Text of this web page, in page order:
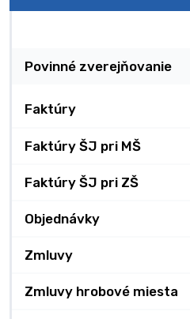
Povinné zverejňovanie
Faktúry
Faktúry ŠJ pri MŠ
Faktúry ŠJ pri ZŠ
Objednávky
Zmluvy
Zmluvy hrobové miesta